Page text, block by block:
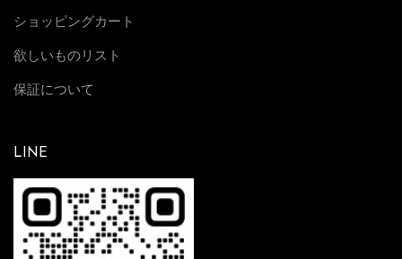
ショッピングカート
欲しいものリスト
保証について
LINE